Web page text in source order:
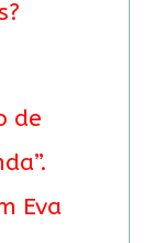
de
Eva